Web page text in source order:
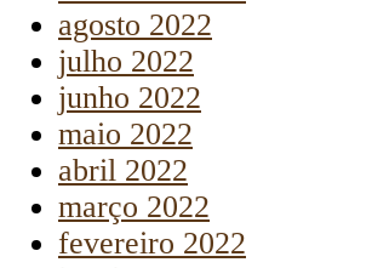
agosto 2022
julho 2022
junho 2022
maio 2022
abril 2022
março 2022
fevereiro 2022